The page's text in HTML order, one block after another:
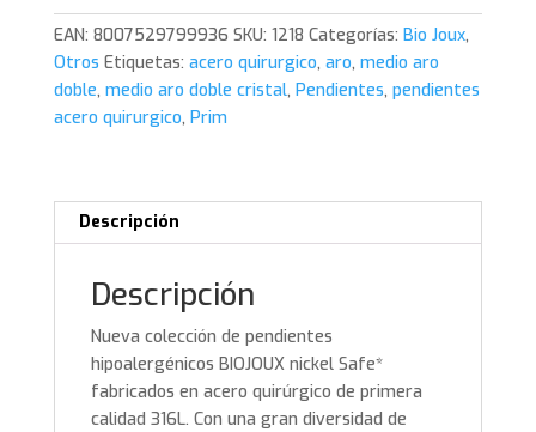
Doble
Cristal
BJT993.
Bio
Joux
EAN: 8007529799936 SKU: 1218 Categorías: Bio Joux,
Otros Etiquetas: acero quirurgico, aro, medio aro
doble, medio aro doble cristal, Pendientes, pendientes
acero quirurgico, Prim
Descripción
Descripción
Nueva colección de pendientes
hipoalergénicos BIOJOUX nickel Safe*
fabricados en acero quirúrgico de primera
calidad 316L. Con una gran diversidad de